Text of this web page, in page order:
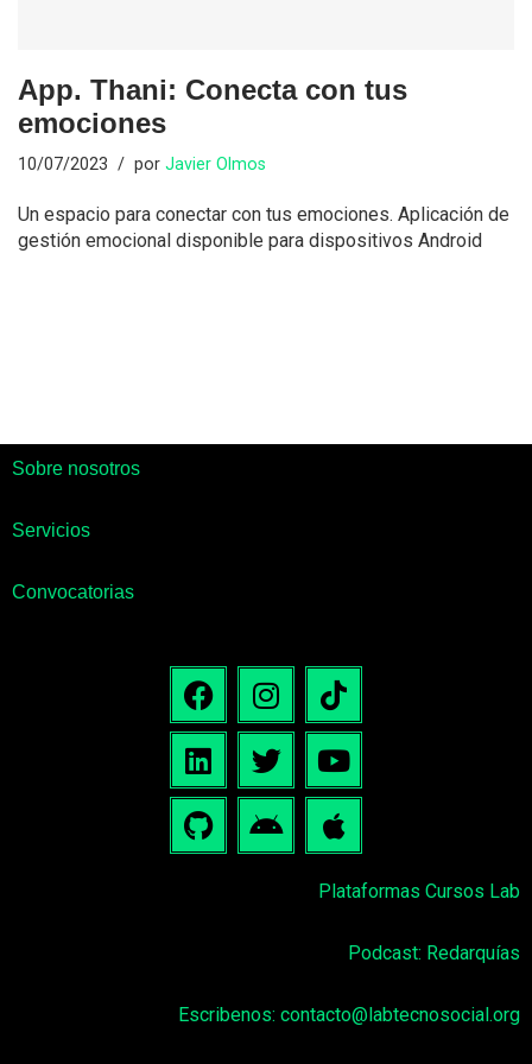
App. Thani: Conecta con tus
emociones
10/07/2023 por Javier Olmos
Un espacio para conectar con tus emociones. Aplicación de
gestión emocional disponible para dispositivos Android
Sobre nosotros
Servicios
Convocatorias
Plataformas Cursos Lab
Podcast: Redarquías
Escribenos: contacto@labtecnosocial.org